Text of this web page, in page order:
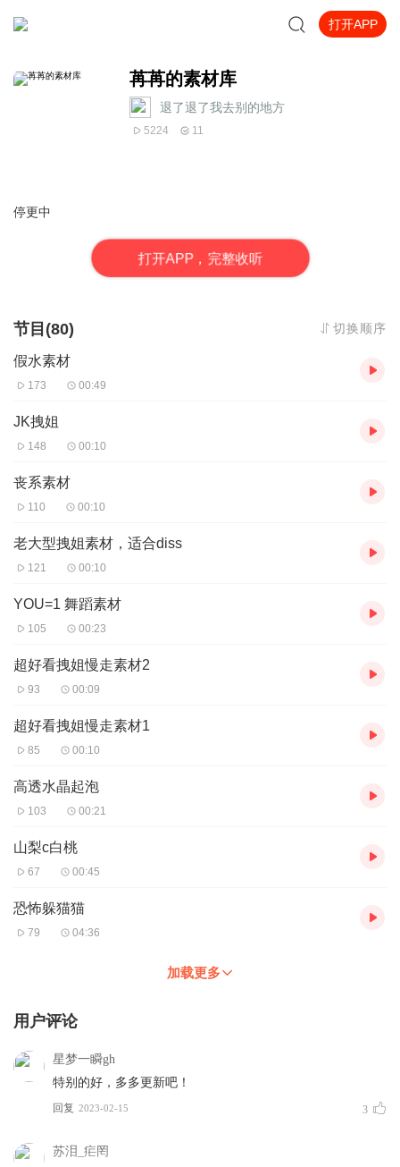
打开APP
苒苒的素材库
退了退了我去别的地方
5224 11
停更中
打开APP，完整收听
节目(80) 切换顺序
假水素材
173 00:49
JK拽姐
148 00:10
丧系素材
110 00:10
老大型拽姐素材，适合diss
121 00:10
YOU=1 舞蹈素材
105 00:23
超好看拽姐慢走素材2
93 00:09
超好看拽姐慢走素材1
85 00:10
高透水晶起泡
103 00:21
山梨c白桃
67 00:45
恐怖躲猫猫
79 04:36
加载更多
用户评论
星梦一瞬gh
特别的好，多多更新吧！
回复 2023-02-15 3
苏泪_疟罔